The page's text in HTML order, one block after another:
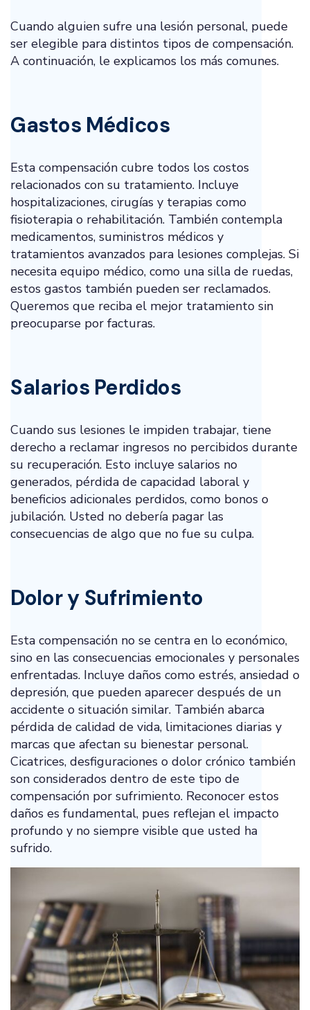
Cuando alguien sufre una lesión personal, puede
ser elegible para distintos tipos de compensación.
A continuación, le explicamos los más comunes.
Gastos Médicos
Esta compensación cubre todos los costos
relacionados con su tratamiento. Incluye
hospitalizaciones, cirugías y terapias como
fisioterapia o rehabilitación. También contempla
medicamentos, suministros médicos y
tratamientos avanzados para lesiones complejas. Si
necesita equipo médico, como una silla de ruedas,
estos gastos también pueden ser reclamados.
Queremos que reciba el mejor tratamiento sin
preocuparse por facturas.
Salarios Perdidos
Cuando sus lesiones le impiden trabajar, tiene
derecho a reclamar ingresos no percibidos durante
su recuperación. Esto incluye salarios no
generados, pérdida de capacidad laboral y
beneficios adicionales perdidos, como bonos o
jubilación. Usted no debería pagar las
consecuencias de algo que no fue su culpa.
Dolor y Sufrimiento
Esta compensación no se centra en lo económico,
sino en las consecuencias emocionales y personales
enfrentadas. Incluye daños como estrés, ansiedad o
depresión, que pueden aparecer después de un
accidente o situación similar. También abarca
pérdida de calidad de vida, limitaciones diarias y
marcas que afectan su bienestar personal.
Cicatrices, desfiguraciones o dolor crónico también
son considerados dentro de este tipo de
compensación por sufrimiento. Reconocer estos
daños es fundamental, pues reflejan el impacto
profundo y no siempre visible que usted ha
sufrido.